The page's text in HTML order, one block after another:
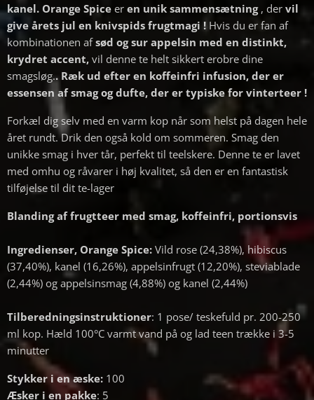
kanel. Orange Spice er en unik sammensætning, der vil
give årets jul en knivspids frugtmagi ! Hvis du er fan af
kombinationen af​​sød og sur appelsin med en distinkt,
krydret accent, vil denne te helt sikkert erobre dine
smagsløg.. Ræk ud efter en koffeinfri infusion, der er
essensen af ​​smag og dufte, der er typiske for vinterteer !
Forkæl dig selv med en varm kop når som helst på dagen hele
året rundt. Drik den også kold om sommeren. Smag den
unikke smag i hver tår, perfekt til teelskere. Denne te er lavet
med omhu og råvarer i høj kvalitet, så den er en fantastisk
tilføjelse til dit te-lager
Blanding af frugtteer med smag, koffeinfri, portionsvis
Ingredienser, Orange Spice: Vild rose (24,38%), hibiscus
(37,40%), kanel (16,26%), appelsinfrugt (12,20%), steviablade
(2,44%) og appelsinsmag (4,88%) og kanel (2,44%)
Tilberedningsinstruktioner: 1 pose/ teskefuld pr. 200-250
ml kop. Hæld 100°C varmt vand på og lad teen trække i 3-5
minutter
Stykker i en æske: 100
Æsker i en pakke: 5